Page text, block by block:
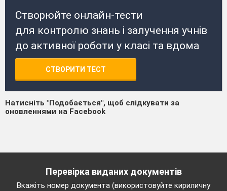
Створюйте онлайн-тести
для контролю знань і залучення учнів
до активної роботи у класі та вдома
СТВОРИТИ ТЕСТ
Натисніть "Подобається", щоб слідкувати за
оновленнями на Facebook
Перевірка виданих документів
Вкажіть номер документа (використовуйте кириличну